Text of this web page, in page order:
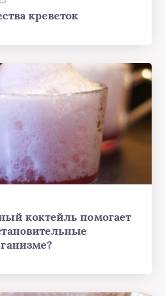
креветок
коктейль помогает